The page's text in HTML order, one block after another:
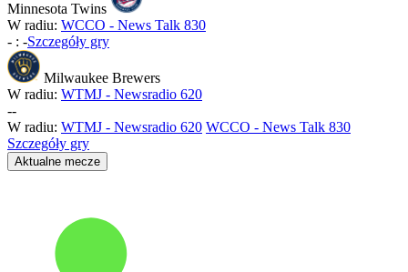
Minnesota Twins
W radiu: WCCO - News Talk 830
- : -Szczegóły gry
Milwaukee Brewers
W radiu: WTMJ - Newsradio 620
--
W radiu: WTMJ - Newsradio 620 WCCO - News Talk 830
Szczegóły gry
Aktualne mecze